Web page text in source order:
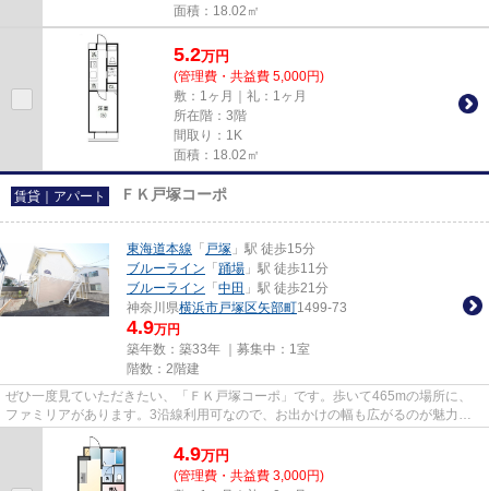
面積：18.02㎡
5.2万円
(管理費・共益費 5,000円)
敷：1ヶ月｜礼：1ヶ月
所在階：3階
間取り：1K
面積：18.02㎡
賃貸｜アパート ＦＫ戸塚コーポ
東海道本線 「 戸塚 」駅 徒歩15分
ブルーライン 「 踊場 」駅 徒歩11分
ブルーライン 「 中田 」駅 徒歩21分
神奈川県横浜市戸塚区矢部町1499-73
4.9万円
築年数：築33年 ｜募集中： 1室
階数：2階建
ぜひ一度見ていただきたい、「ＦＫ戸塚コーポ」です。歩いて465mの場所に、
ファミリアがあります。3沿線利用可なので、お出かけの幅も広がるのが魅力で
す。この物件は窓からの陽当りも...
4.9万円
(管理費・共益費 3,000円)